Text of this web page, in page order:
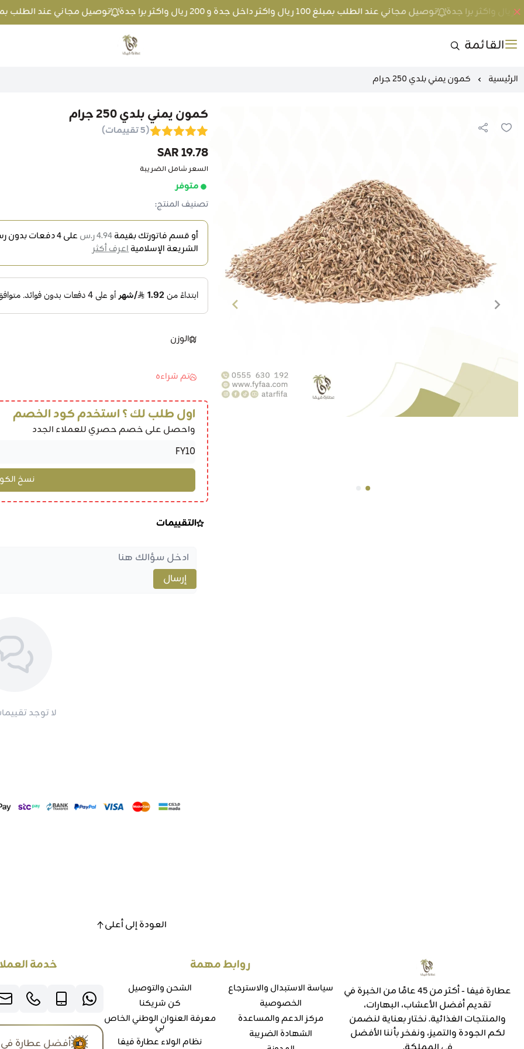
توصيل مجاني عند الطلب بمبلغ 100 ريال واكثر داخل جدة و 200 ريال واكثر برا جدة توصيل مجاني عند الطلب بمبلغ 100 ريال واكثر داخل جدة و 200 ريال
القائمة متجر عطارة فيفا
الرئيسية كمون يمني بلدي 250 جرام
كمون يمني بلدي 250 جرام
(5 تقييمات)
19.78 SAR
السعر شامل الضريبة
متوفر
تصنيف المنتج:
أو قسم فاتورتك بقيمة4.94 ر.س على4دفعات بدون
الشريعة الإسلاميةاعرف أكثر
الوزن
تم شراءه
اول طلب لك ؟ استخدم كود الخصم
واحصل على خصم حصري للعملاء الجدد
التقييمات
إرسال
لا توجد
العودة إلى أعلى
عطارة فيفا - أكثر من 45 عامًا من الخبرة في
تقديم أفضل الأعشاب، البهارات،
والمنتجات الغذائية. نختار بعناية لنضمن
لكم الجودة والتميز، ونفخر بأننا الأفضل
روابط مهمة
سياسة الاستبدال والاسترجاع
الخصوصية
مركز الدعم والمساعدة
الشهادة الضريبة
الشحن والتوصيل
كن شريكنا
معرفة العنوان الوطني الخاص
بي
نظام الولاء عطارة فيفا
خدمة
أفضل عطارة في